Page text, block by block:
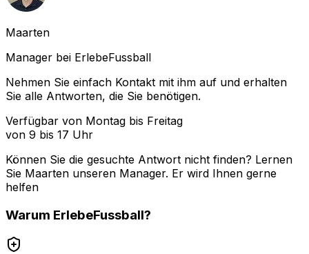
Maarten
Manager bei ErlebeFussball
Nehmen Sie einfach Kontakt mit ihm auf und erhalten
Sie alle Antworten, die Sie benötigen.
Verfügbar von Montag bis Freitag
von 9 bis 17 Uhr
Können Sie die gesuchte Antwort nicht finden? Lernen
Sie Maarten unseren Manager. Er wird Ihnen gerne
helfen
Warum ErlebeFussball?